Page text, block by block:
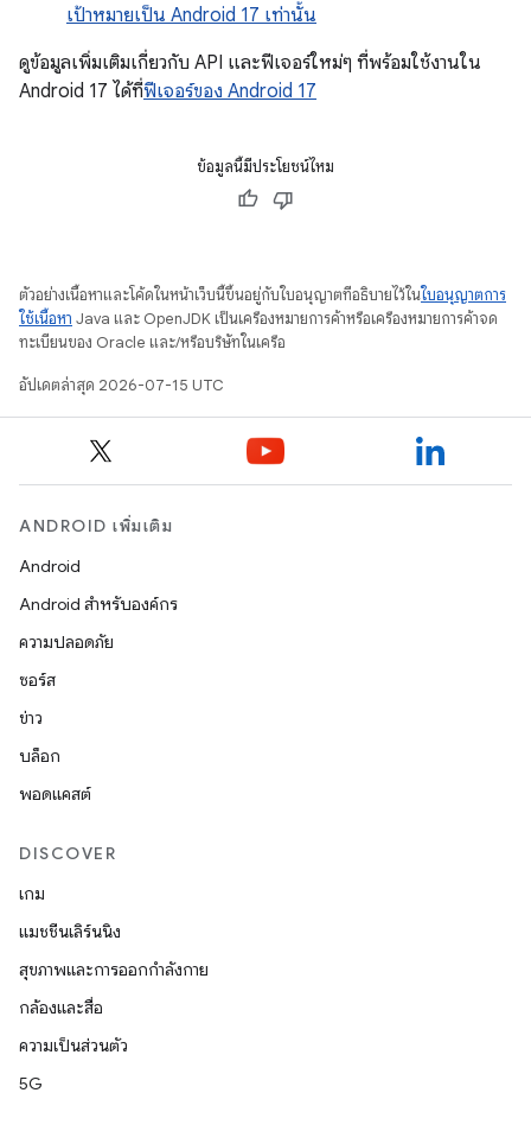
เป้าหมายเป็น Android 17 เท่านั้น
ดูข้อมูลเพิ่มเติมเกี่ยวกับ API และฟีเจอร์ใหม่ๆ ที่พร้อมใช้งานใน
Android 17 ได้ที่ฟีเจอร์ของ Android 17
ข้อมูลนี้มีประโยชน์ไหม
ตัวอย่างเนื้อหาและโค้ดในหน้าเว็บนี้ขึ้นอยู่กับใบอนุญาตที่อธิบายไว้ในใบอนุญาตการ
ใช้เนื้อหา Java และ OpenJDK เป็นเครื่องหมายการค้าหรือเครื่องหมายการค้าจด
ทะเบียนของ Oracle และ/หรือบริษัทในเครือ
อัปเดตล่าสุด 2026-07-15 UTC
ANDROID เพิ่มเติม
Android
Android สำหรับองค์กร
ความปลอดภัย
ซอร์ส
ข่าว
บล็อก
พอดแคสต์
DISCOVER
เกม
แมชชีนเลิร์นนิง
สุขภาพและการออกกำลังกาย
กล้องและสื่อ
ความเป็นส่วนตัว
5G